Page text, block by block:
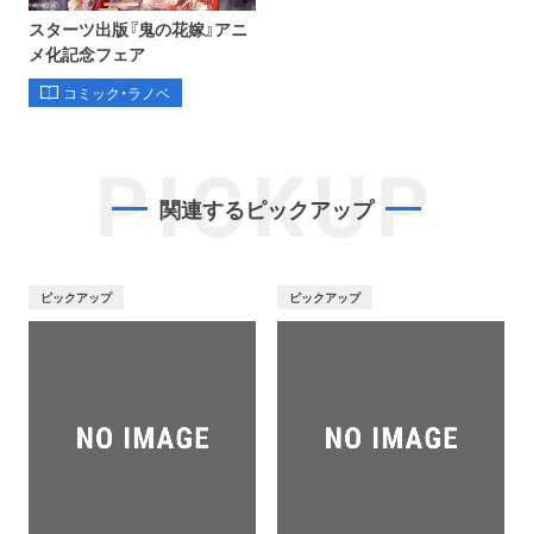
スターツ出版『鬼の花嫁』アニ
メ化記念フェア
コミック・ラノベ
PICKUP
関連するピックアップ
ピックアップ ピックアップ